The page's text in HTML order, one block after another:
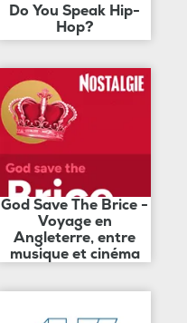
Do You Speak Hip-
Hop?
God Save The Brice -
Voyage en
Angleterre, entre
musique et cinéma